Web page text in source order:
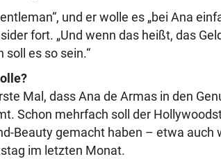
und er wolle es „bei Ana
fort. „Und wenn das heißt, das
soll es so sein.“
Mal, dass Ana de Armas in den
Schon mehrfach soll der
Beauty gemacht haben – etwa auch
im letzten Monat.